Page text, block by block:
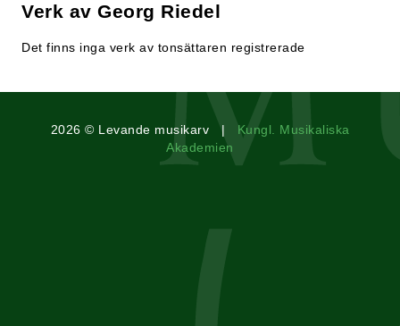
Verk av Georg Riedel
Det finns inga verk av tonsättaren registrerade
2026 © Levande musikarv | Kungl. Musikaliska
Akademien